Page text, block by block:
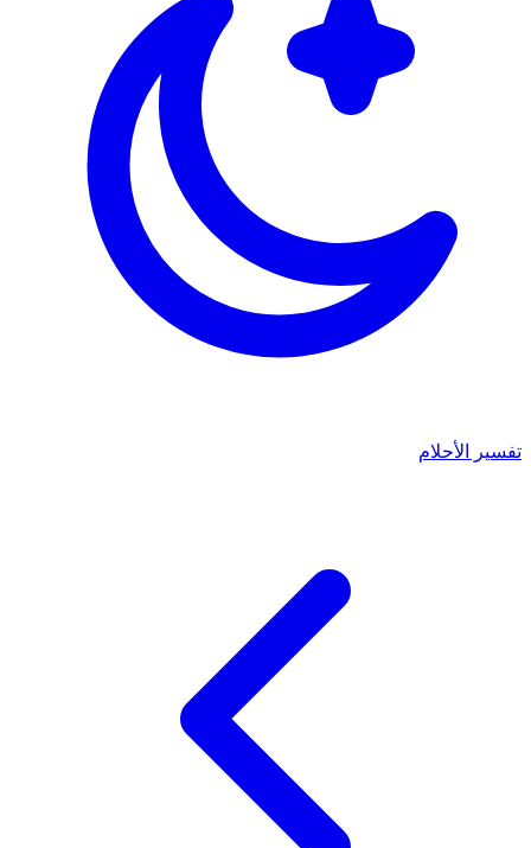
تفسير الأحلام